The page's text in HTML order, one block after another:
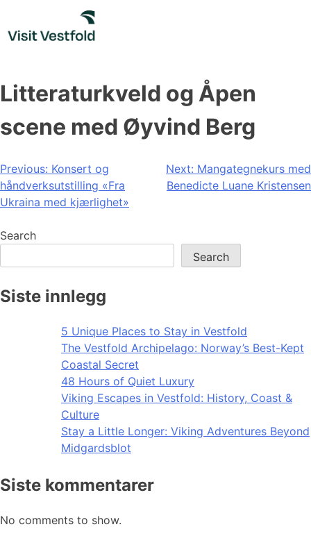
content
Litteraturkveld og Åpen
scene med Øyvind Berg
Post
navigation
Previous: Konsert og
håndverksutstilling «Fra
Ukraina med kjærlighet»
Next: Mangategnekurs med
Benedicte Luane Kristensen
Search
Search
Siste innlegg
5 Unique Places to Stay in Vestfold
The Vestfold Archipelago: Norway’s Best-Kept
Coastal Secret
48 Hours of Quiet Luxury
Viking Escapes in Vestfold: History, Coast &
Culture
Stay a Little Longer: Viking Adventures Beyond
Midgardsblot
Siste kommentarer
No comments to show.